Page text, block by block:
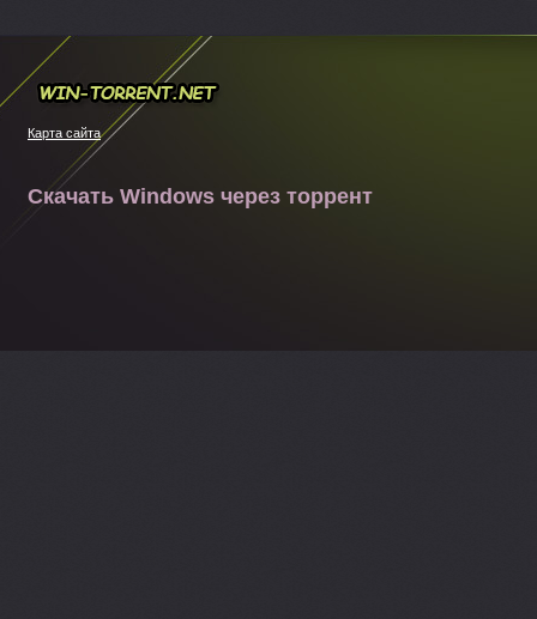
Карта сайта
Скачать Windows через торрент